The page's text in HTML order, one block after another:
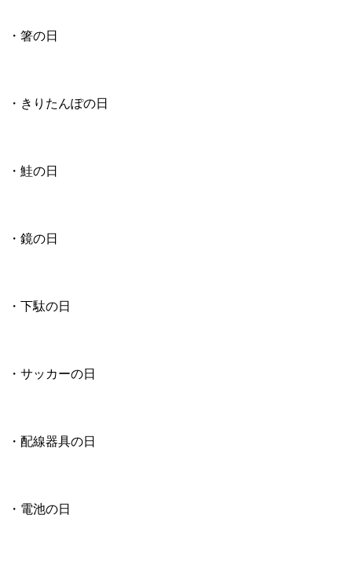
・箸の日
・きりたんぽの日
・鮭の日
・鏡の日
・下駄の日
・サッカーの日
・配線器具の日
・電池の日